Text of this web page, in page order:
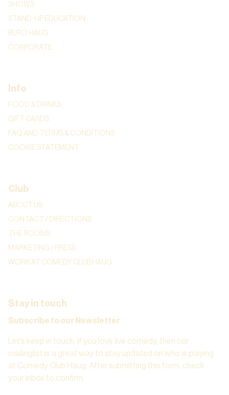
SHOWS
STAND-UP EDUCATION
BURO HAUG
CORPORATE
Info
FOOD & DRINKS
GIFT CARDS
FAQ AND TERMS & CONDITIONS
COOKIE STATEMENT
Club
ABOUT US
CONTACT / DIRECTIONS
THE ROOMS
MARKETING / PRESS
WORK AT COMEDY CLUB HAUG
Stay in touch
Subscribe to our Newsletter
Let’s keep in touch. If you love live comedy, then our
mailinglist is a great way to stay updated on who is playing
at Comedy Club Haug. After submitting this form, check
your inbox to confirm.